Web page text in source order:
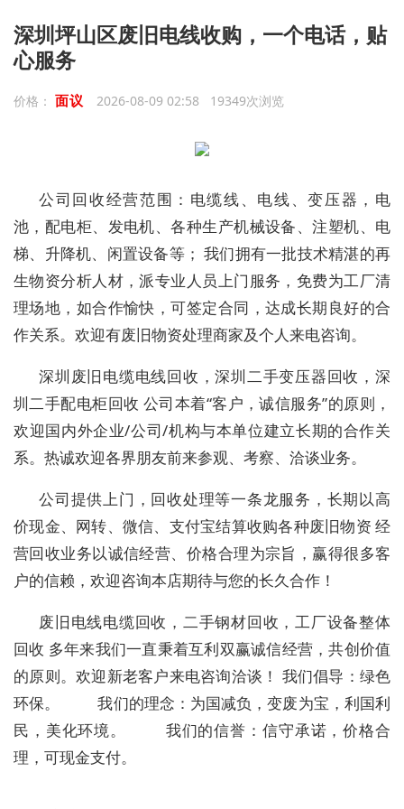
深圳坪山区废旧电线收购，一个电话，贴
心服务
价格： 面议 2026-08-09 02:58 19349次浏览
公司回收经营范围：电缆线、电线、变压器，电
池，配电柜、发电机、各种生产机械设备、注塑机、电
梯、升降机、闲置设备等； 我们拥有一批技术精湛的再
生物资分析人材，派专业人员上门服务，免费为工厂清
理场地，如合作愉快，可签定合同，达成长期良好的合
作关系。欢迎有废旧物资处理商家及个人来电咨询。
深圳废旧电缆电线回收，深圳二手变压器回收，深
圳二手配电柜回收 公司本着“客户，诚信服务”的原则，
欢迎国内外企业/公司/机构与本单位建立长期的合作关
系。热诚欢迎各界朋友前来参观、考察、洽谈业务。
公司提供上门，回收处理等一条龙服务，长期以高
价现金、网转、微信、支付宝结算收购各种废旧物资 经
营回收业务以诚信经营、价格合理为宗旨，赢得很多客
户的信赖，欢迎咨询本店期待与您的长久合作！
废旧电线电缆回收，二手钢材回收，工厂设备整体
回收 多年来我们一直秉着互利双赢诚信经营，共创价值
的原则。欢迎新老客户来电咨询洽谈！ 我们倡导：绿色
环保。 我们的理念：为国减负，变废为宝，利国利
民，美化环境。 我们的信誉：信守承诺，价格合
理，可现金支付。